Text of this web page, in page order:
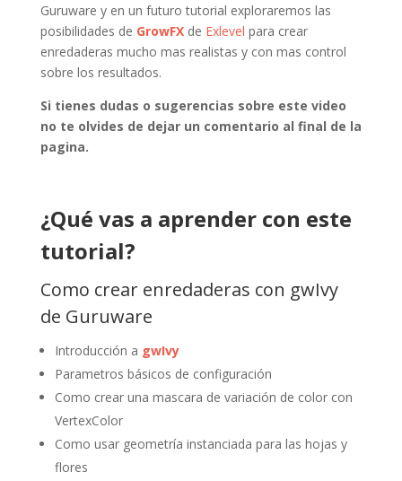
Guruware y en un futuro tutorial exploraremos las
posibilidades de GrowFXde Exlevel para crear
enredaderas mucho mas realistas y con mas control
sobre los resultados.
Si tienes dudas o sugerencias sobre este video
no te olvides de dejar un comentario al final de la
pagina.
¿Qué vas a aprender con este
tutorial?
Como crear enredaderas con gwIvy
de Guruware
Introducción a gwIvy
Parametros básicos de configuración
Como crear una mascara de variación de color con
VertexColor
Como usar geometría instanciada para las hojas y
flores